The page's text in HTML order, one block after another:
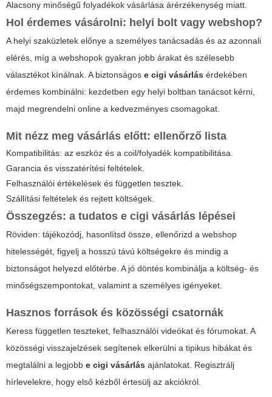
Alacsony minőségű folyadékok vásárlása árérzékenység miatt.
Hol érdemes vásárolni: helyi bolt vagy webshop?
A helyi szaküzletek előnye a személyes tanácsadás és az azonnali
elérés, míg a webshopok gyakran jobb árakat és szélesebb
választékot kínálnak. A biztonságos e cigi vásárlás érdekében
érdemes kombinálni: kezdetben egy helyi boltban tanácsot kérni,
majd megrendelni online a kedvezményes csomagokat.
Mit nézz meg vásárlás előtt: ellenőrző lista
Kompatibilitás: az eszköz és a coil/folyadék kompatibilitása.
Garancia és visszatérítési feltételek.
Felhasználói értékelések és független tesztek.
Szállítási feltételek és rejtett költségek.
Összegzés: a tudatos e cigi vásárlás lépései
Röviden: tájékozódj, hasonlítsd össze, ellenőrizd a webshop
hitelességét, figyelj a hosszú távú költségekre és mindig a
biztonságot helyezd előtérbe. A jó döntés kombinálja a költség- és
minőségszempontokat, valamint a személyes igényeket.
Hasznos források és közösségi csatornák
Keress független teszteket, felhasználói videókat és fórumokat. A
közösségi visszajelzések segítenek elkerülni a tipikus hibákat és
megtalálni a legjobb e cigi vásárlás ajánlatokat. Regisztrálj
hírlevelekre, hogy első kézből értesülj az akciókról.